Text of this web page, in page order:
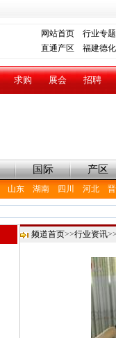
网站首页
行业专题
直通产区 福建德化
求购 展会 招聘
国际 产区
山东 湖南 四川 河北
频道首页>>行业资讯